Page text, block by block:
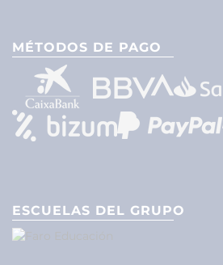
MÉTODOS DE PAGO
ESCUELAS DEL GRUPO